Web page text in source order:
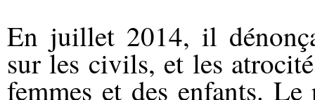
En juillet 2014, il
sur les civils, et les
femmes et des enfants.